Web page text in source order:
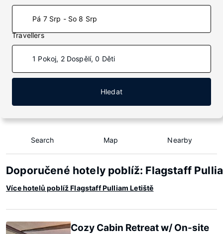
Pá 7 Srp - So 8 Srp
Travellers
1 Pokoj, 2 Dospělí, 0 Děti
Hledat
Search Map Nearby
Doporučené hotely poblíž: Flagstaff
Více hotelů poblíž Flagstaff Pulliam Letiště
Cozy Cabin Retreat w/ On-site